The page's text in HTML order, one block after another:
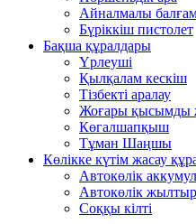
Айналмалы
Бүріккіш пистолет
Бақша құралдары
Үрлеуші
Қылқалам кескіш
Тізбекті аралау
Жоғары қысымды
Көгалшапқыш
Тұман Шаңшы
Көлікке күтім жасау
Автокөлік
Автокөлік
Соққы кілті